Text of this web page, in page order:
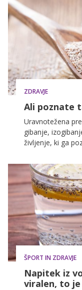
in prigrizkom.
ZDRAVJE
Ali poznate
Uravnotežena
gibanje,
življenje, ki ga
prehrana
dehidrirane, nas
naše edino
opravek.
življenjski slog
vedeti, kako si
ŠPORT IN ZDRAVJE
Napitek iz
viralen, to